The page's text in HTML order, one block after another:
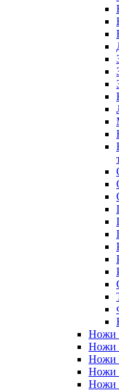
Ножи
Ножи
Ножи
Ножи
Ножи